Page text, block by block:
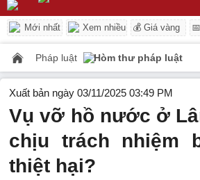
Mới nhất Xem nhiều 💰 Giá vàng
Pháp luật Hòm thư pháp luật
Xuất bản ngày 03/11/2025 03:49 PM
Vụ vỡ hồ nước ở
chịu trách nhiệm
thiệt hại?